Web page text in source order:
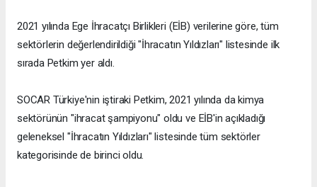
2021 yılında Ege İhracatçı Birlikleri (EİB) verilerine göre, tüm
sektörlerin değerlendirildiği "İhracatın Yıldızları" listesinde ilk
sırada Petkim yer aldı.
SOCAR Türkiye'nin iştiraki Petkim, 2021 yılında da kimya
sektörünün "ihracat şampiyonu" oldu ve EİB'in açıkladığı
geleneksel "İhracatın Yıldızları" listesinde tüm sektörler
kategorisinde de birinci oldu.